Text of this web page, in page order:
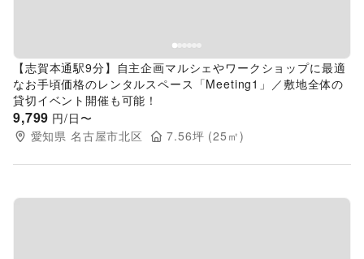
【志賀本通駅9分】自主企画マルシェやワークショップに最適
なお手頃価格のレンタルスペース「Meeting1」／敷地全体の
貸切イベント開催も可能！
9,799 円/日〜
愛知県 名古屋市北区 7.56坪 (25 ㎡)